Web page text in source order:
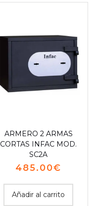
ARMERO 2 ARMAS
CORTAS INFAC MOD.
SC2A
485.00€
Añadir al carrito